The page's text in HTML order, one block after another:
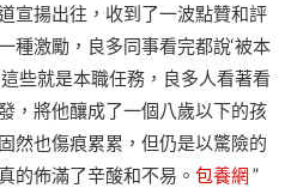
宣揚出往，收到了一波點贊和評
種激勵，良多同事看完都說‘被本
些就是本職任務，良多人看著看
，將他釀成了一個八歲以下的孩
然也傷痕累累，但仍是以驚險的
的佈滿了辛酸和不易。 包養網 ”